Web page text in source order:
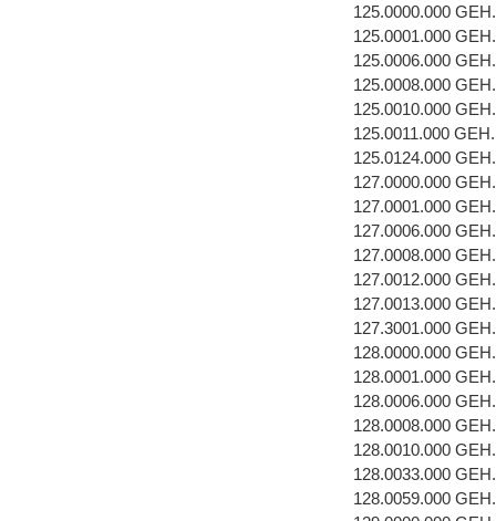
125.0000.000
125.0001.000
125.0006.000
125.0008.000
125.0010.000
125.0011.000
125.0124.000
127.0000.000
127.0001.000
127.0006.000
127.0008.000
127.0012.000
127.0013.000
127.3001.000
128.0000.000
128.0001.000
128.0006.000
128.0008.000
128.0010.000
128.0033.000
128.0059.000